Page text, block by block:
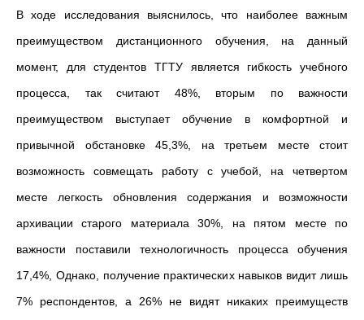
В ходе исследования выяснилось, что наиболее важным
преимуществом дистанционного обучения, на данный
момент, для студентов ТГТУ является гибкость учебного
процесса, так считают 48%, вторым по важности
преимуществом выступает обучение в комфортной и
привычной обстановке 45,3%, на третьем месте стоит
возможность совмещать работу с учебой, на четвертом
месте легкость обновления содержания и возможности
архивации старого материала 30%, на пятом месте по
важности поставили технологичность процесса обучения
17,4%, Однако, получение практических навыков видит лишь
7% респондентов, а 26% не видят никаких преимуществ